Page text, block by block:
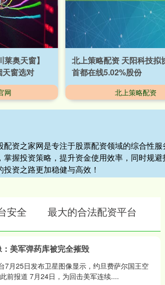
奥天窗】
窗选对
网
北上策略配资 天阳科技拟
首都在线5.02%股份
北上策略配资
资之家网是专注于股票配资领域的综合性
握投资策略，提升资金使用效率，同时规
资之路更加稳健与高效！
安全 最大的合法配资平台
美军弹药库被完全摧毁
7月25日发布卫星图像显示，约旦费萨尔国王空
前报道 7月24日，为回击美军连续....